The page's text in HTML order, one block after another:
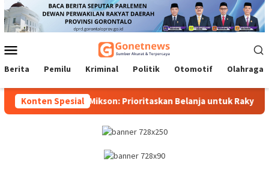
Loncat
ke
konten
Mobile
Berita Pemilu Kriminal Politik Otomotif Olahraga
Konten Spesial
22 OPD, Mikson: Prioritaskan Belanja untuk Rakyat